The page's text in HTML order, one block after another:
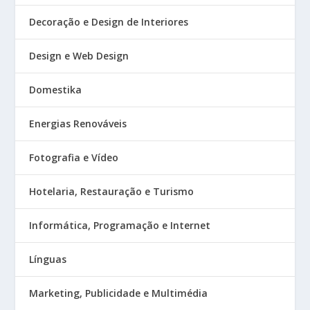
Decoração e Design de Interiores
Design e Web Design
Domestika
Energias Renováveis
Fotografia e Vídeo
Hotelaria, Restauração e Turismo
Informática, Programação e Internet
Línguas
Marketing, Publicidade e Multimédia